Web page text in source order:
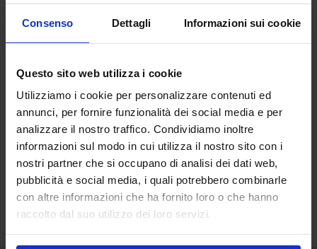
Consenso Dettagli Informazioni sui cookie
Questo sito web utilizza i cookie
Utilizziamo i cookie per personalizzare contenuti ed
annunci, per fornire funzionalità dei social media e per
analizzare il nostro traffico. Condividiamo inoltre
informazioni sul modo in cui utilizza il nostro sito con i
nostri partner che si occupano di analisi dei dati web,
pubblicità e social media, i quali potrebbero combinarle
con altre informazioni che ha fornito loro o che hanno
raccolto dal suo utilizzo dei loro servizi.